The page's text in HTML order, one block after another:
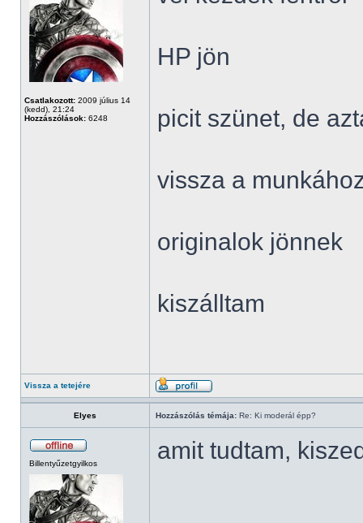
Csatlakozott: 2009 július 14
(kedd), 21:24
Hozzászólások: 6248
HP jön
picit szünet, de
vissza a
originalok jönnek
kiszálltam
Vissza a tetejére
Elyes Hozzászólás témája: Re: Ki moderál épp?
Billentyűzetgyilkos amit tudtam,